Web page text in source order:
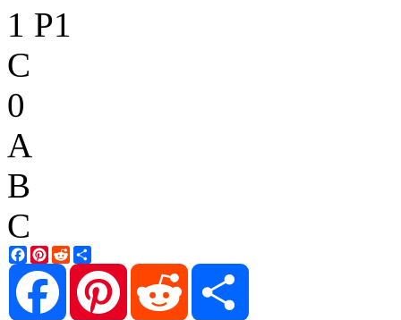
1 P1
C
0
A
B
C
Facebook
Pinterest
Reddit
Facebook
Pinterest Reddit